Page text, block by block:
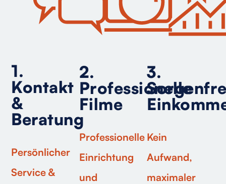
1.
Kontakt
&
Beratung
Persönlicher
Service &
2.
Professionelle
Filme
Professionelle
Einrichtung
und
3.
Kein
Aufwand,
maximaler